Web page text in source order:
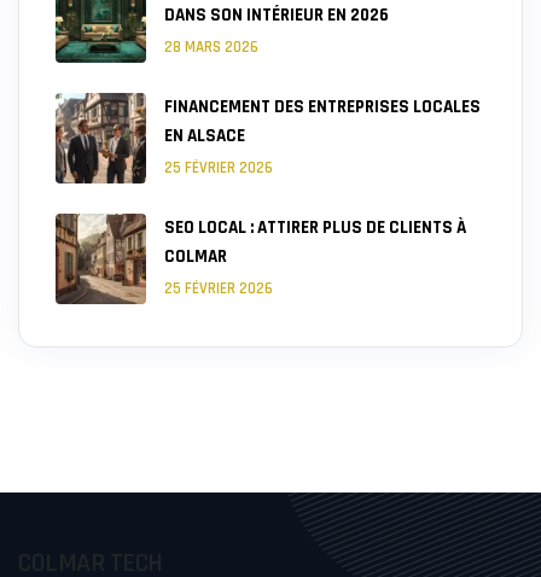
DANS SON INTÉRIEUR EN 2026
28 MARS 2026
FINANCEMENT DES ENTREPRISES LOCALES
EN ALSACE
25 FÉVRIER 2026
SEO LOCAL : ATTIRER PLUS DE CLIENTS À
COLMAR
25 FÉVRIER 2026